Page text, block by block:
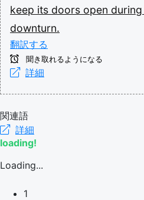
keep its doors open during
downturn.
翻訳する
聞き取れるようになる
詳細
関連語
詳細
loading!
Loading...
1